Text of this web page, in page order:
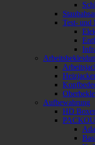
Test- und
Aufbewahrung
HD